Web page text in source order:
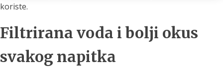
koriste.
Filtrirana voda i bolji okus
svakog napitka